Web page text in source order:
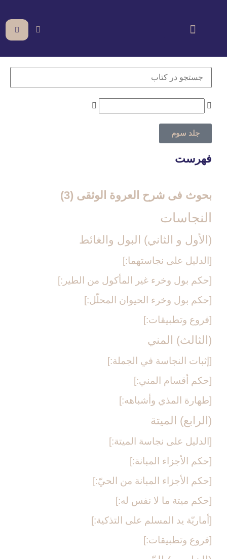
فهرست
جلد سوم
بحوث فی شرح العروة الوثقی (3)
النجاسات‏
(الأول و الثاني) البول والغائط
[الدليل على نجاستهما:]
[حكم بول وخرء غير المأكول من الطير:]
[حكم بول وخرء الحيوان المحلّل:]
[فروع وتطبيقات:]
(الثالث) المني‏
[إثبات النجاسة في الجملة:]
[حكم أقسام المني:]
[طهارة المذي وأشباهه:]
(الرابع) الميتة
[الدليل على نجاسة الميتة:]
[حكم الأجزاء المبانة:]
[حكم الأجزاء المبانة من الحيّ:]
[حكم ميتة ما لا نفس له:]
[أماريّة يد المسلم على التذكية:]
[فروع وتطبيقات:]